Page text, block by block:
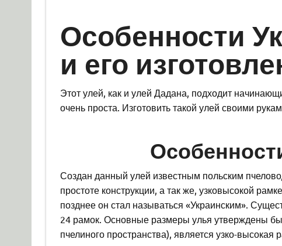
Особенности
и его
Этот улей, как и улей Дадана, подходит
очень проста. Изготовить такой улей своими
Создан данный улей известным польским
простоте конструкции, а так же, узковысокой
позднее он стал называться «Украинским».
24 рамок. Основные размеры улья утверждены
пчелиного пространства), является узко-